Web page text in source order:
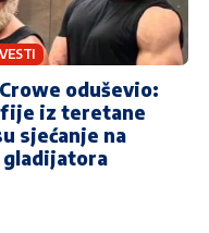
VESTI
oduševio:
iz teretane
sjećanje na
gladijatora